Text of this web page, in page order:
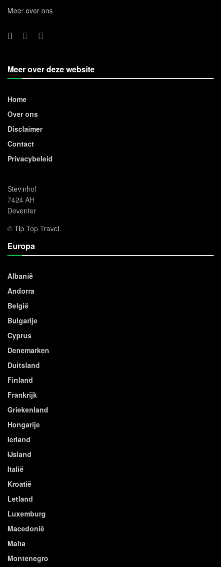
Meer over ons
Meer over deze website
Home
Over ons
Disclaimer
Contact
Privacybeleid
Stevinhof
7424 AH
Deventer
© Tip Top Travel.
Europa
Albanië
Andorra
België
Bulgarije
Cyprus
Denemarken
Duitsland
Finland
Frankrijk
Griekenland
Hongarije
Ierland
IJsland
Italië
Kroatië
Letland
Luxemburg
Macedonië
Malta
Montenegro